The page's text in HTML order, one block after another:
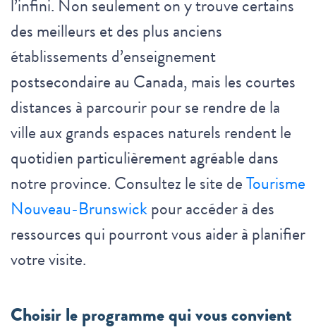
l’infini. Non seulement on y trouve certains
des meilleurs et des plus anciens
établissements d’enseignement
postsecondaire au Canada, mais les courtes
distances à parcourir pour se rendre de la
ville aux grands espaces naturels rendent le
quotidien particulièrement agréable dans
notre province. Consultez le site deTourisme
Nouveau-Brunswickpour accéder à des
ressources qui pourront vous aider à planifier
votre visite.
Choisir le programme qui vous convient